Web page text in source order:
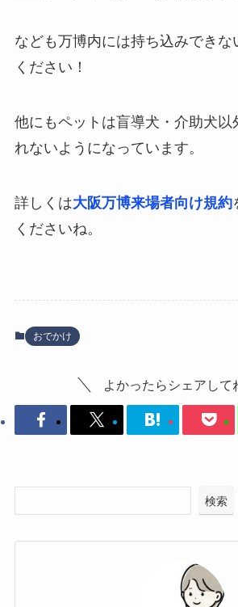
なども万博内には持ち込みできな
ください！
他にもペットは盲導犬・介助犬以
れないようになっています。
詳しくは大阪万博来場者向け規約
くださいね。
おでかけ
よかったらシェアして
検索